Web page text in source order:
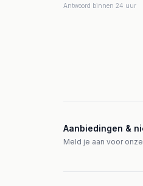
Antwoord binnen 24 uur
Aanbiedingen &
Meld je aan voor